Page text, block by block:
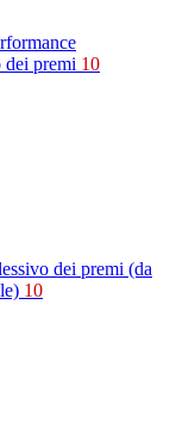
dei premi 10
dei premi (da
10